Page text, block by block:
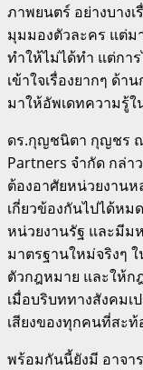
ภาพยนตร์ อย่างบาง
มุมมองตัวละคร แต่ม
ทำให้ไม่ได้ทำ แต่กา
เข้าใจเรื่องยากๆ ด้
มาให้อัพเดทความรู้
ดร.กุญชนิตา กุญชร
Partners จำกัด กล่า
ต้องอาศัยหน่วยงานห
เกี่ยวข้องกันไปได้หม
หน่วยงานรัฐ และมีม
มาตรฐานใหม่จริงๆ
ตัวกฎหมาย และให้
เมื่อบริบททางสังคมเ
เสียงของทุกคนที่สะ
พร้อมกันนี้ยังมี อาจา